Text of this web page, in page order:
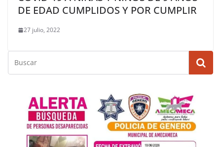
DE EDAD CUMPLIDOS Y POR CUMPLIR
27 julio, 2022